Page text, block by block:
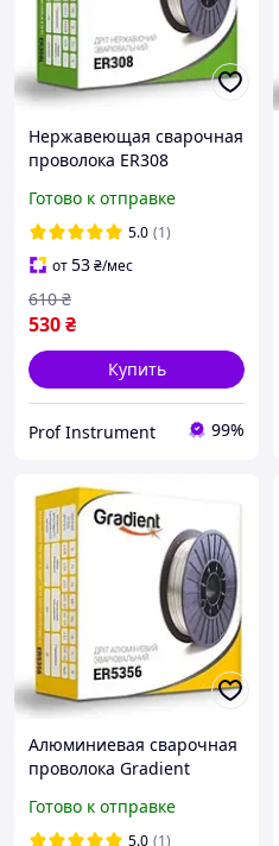
Нержавеющая сварочная
проволока ER308
(GWS8801)
Готово к отправке
5.0 (1)
от53₴/мес
530₴
610 ₴
Купить
Prof Instrument 99%
Алюминиевая сварочная
проволока Gradient
2 кг) (GWA5120)
Готово к отправке
5.0 (1)